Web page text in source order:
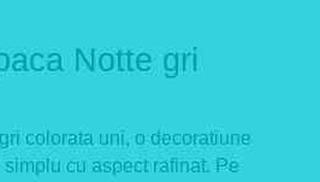
Notte gri
colorata uni, o decoratiune
cu aspect rafinat. Pe